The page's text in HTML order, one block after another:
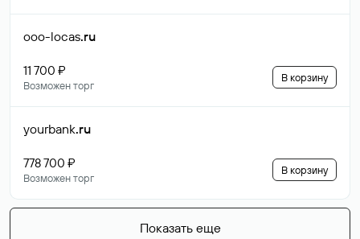
ooo-locas.ru
11 700 ₽
Возможен торг
В корзину
yourbank.ru
778 700 ₽
Возможен торг
В корзину
Показать еще